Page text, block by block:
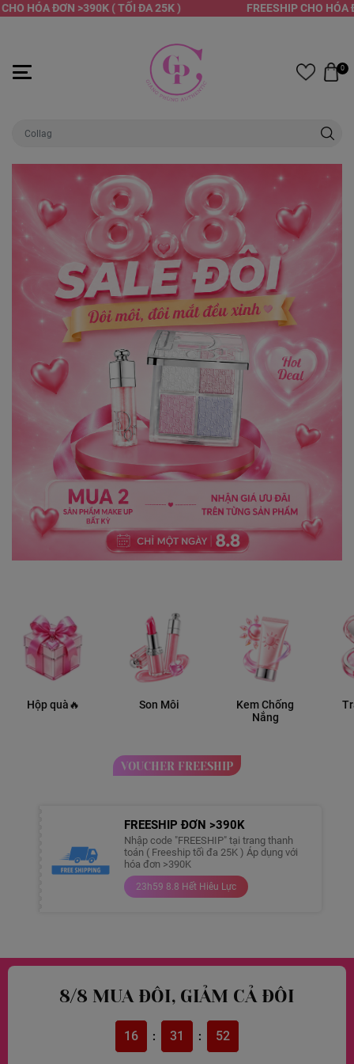
HÓA ĐƠN >390K ( TỐI ĐA 25K ) FREESHIP CHO HÓA
0
Hộp quà🔥 Son Môi
Kem Chống
Nắng
VOUCHER FREESHIP
FREESHIP ĐƠN >390K
Nhập code "FREESHIP" tại trang thanh
toán ( Freeship tối đa 25K ) Áp dụng với
hóa đơn >390K
23h59 8.8 Hết Hiêu Lực
8/8 MUA ĐÔI, GIẢM CẢ ĐÔI
16 : 31 : 51